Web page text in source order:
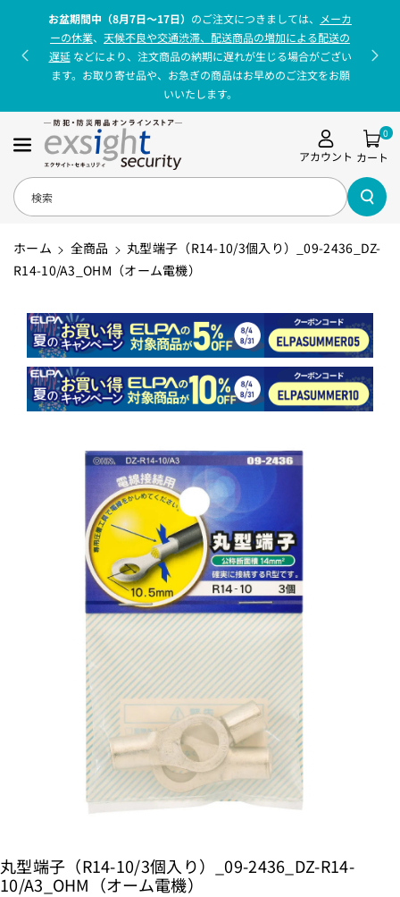
お盆期間中（8月7日〜17日） のご注文につきましては、
メーカ
ーの休業、 天候不良や交通渋滞、配送商品の増加による配送の
遅延などにより、注文商品の納期に遅れが生じる場合がござい
ます。お取り寄せ品や、お急ぎの商品はお早めのご注文をお願
いいたします。
検索
アカウント カート
0
ホーム 全商品
丸型端子（R14-10/3個入り）_09-2436_DZ-
R14-10/A3_OHM（オーム電機）
丸型端子（R14-10/3個入り）_09-2436_DZ-R14-
10/A3_OHM（オーム電機）